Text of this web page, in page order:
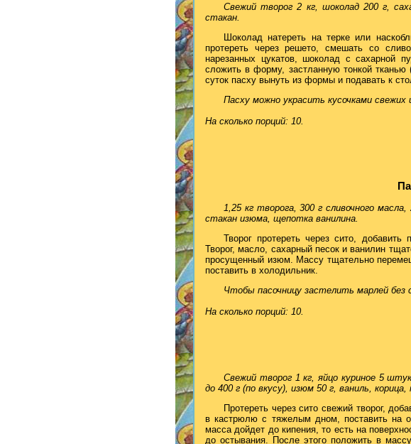
Свежий творог 2 кг, шоколад 200 г,
стакан.
Шоколад натереть на терке или
протереть через решето, смешать со
нарезанных цукатов, шоколад с сахарной
сложить в форму, застланную тонкой
суток пасху вынуть из формы и подавать к
Пасху можно украсить кусочками свежих
На сколько порций: 10.
1,25 кг творога, 300 г сливочного
стакан изюма, щепотка ванилина.
Творог протереть через сито,
Творог, масло, сахарный песок и ванилин
просущенный изюм. Массу тщательно
поставить в холодильник.
Чтобы пасочницу застелить марлей без
На сколько порций: 10.
Свежий творог 1 кг, яйцо куриное 5
до 400 г (по вкусу), изюм 50 г, ваниль,
Протереть через сито свежий творог,
в кастрюлю с тяжелым дном, поставить на
масса дойдет до кипения, то есть на
до остывания. После этого положить в